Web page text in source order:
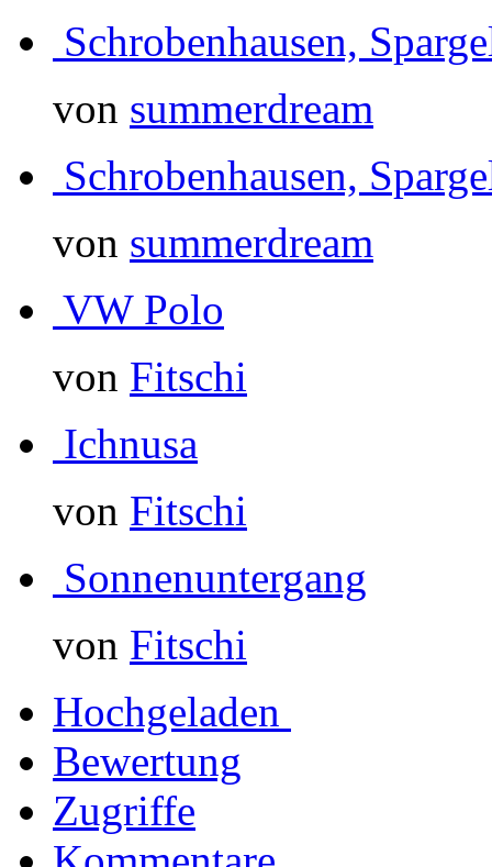
Schrobenhausen,
von summerdream
Schrobenhausen,
von summerdream
VW Polo
von Fitschi
Ichnusa
von Fitschi
Sonnenuntergang
von Fitschi
Hochgeladen
Bewertung
Zugriffe